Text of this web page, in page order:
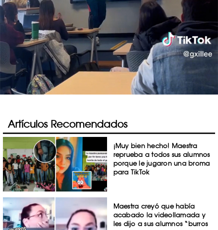
Artículos Recomendados
¡Muy bien hecho! Maestra
reprueba a todos sus alumnos
porque le jugaron una broma
para TikTok
Maestra creyó que había
acabado la videollamada y
les dijo a sus alumnos “burros